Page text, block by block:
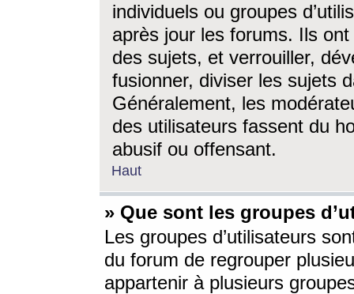
individuels ou groupes
après jour les forums. Ils ont
des sujets, et verrouiller,
fusionner, diviser les sujets
Généralement, les
des utilisateurs fassent du
abusif ou offensant.
Haut
» Que sont les groupes
Les groupes d’utilisateurs
du forum de regrouper
appartenir à plusieurs